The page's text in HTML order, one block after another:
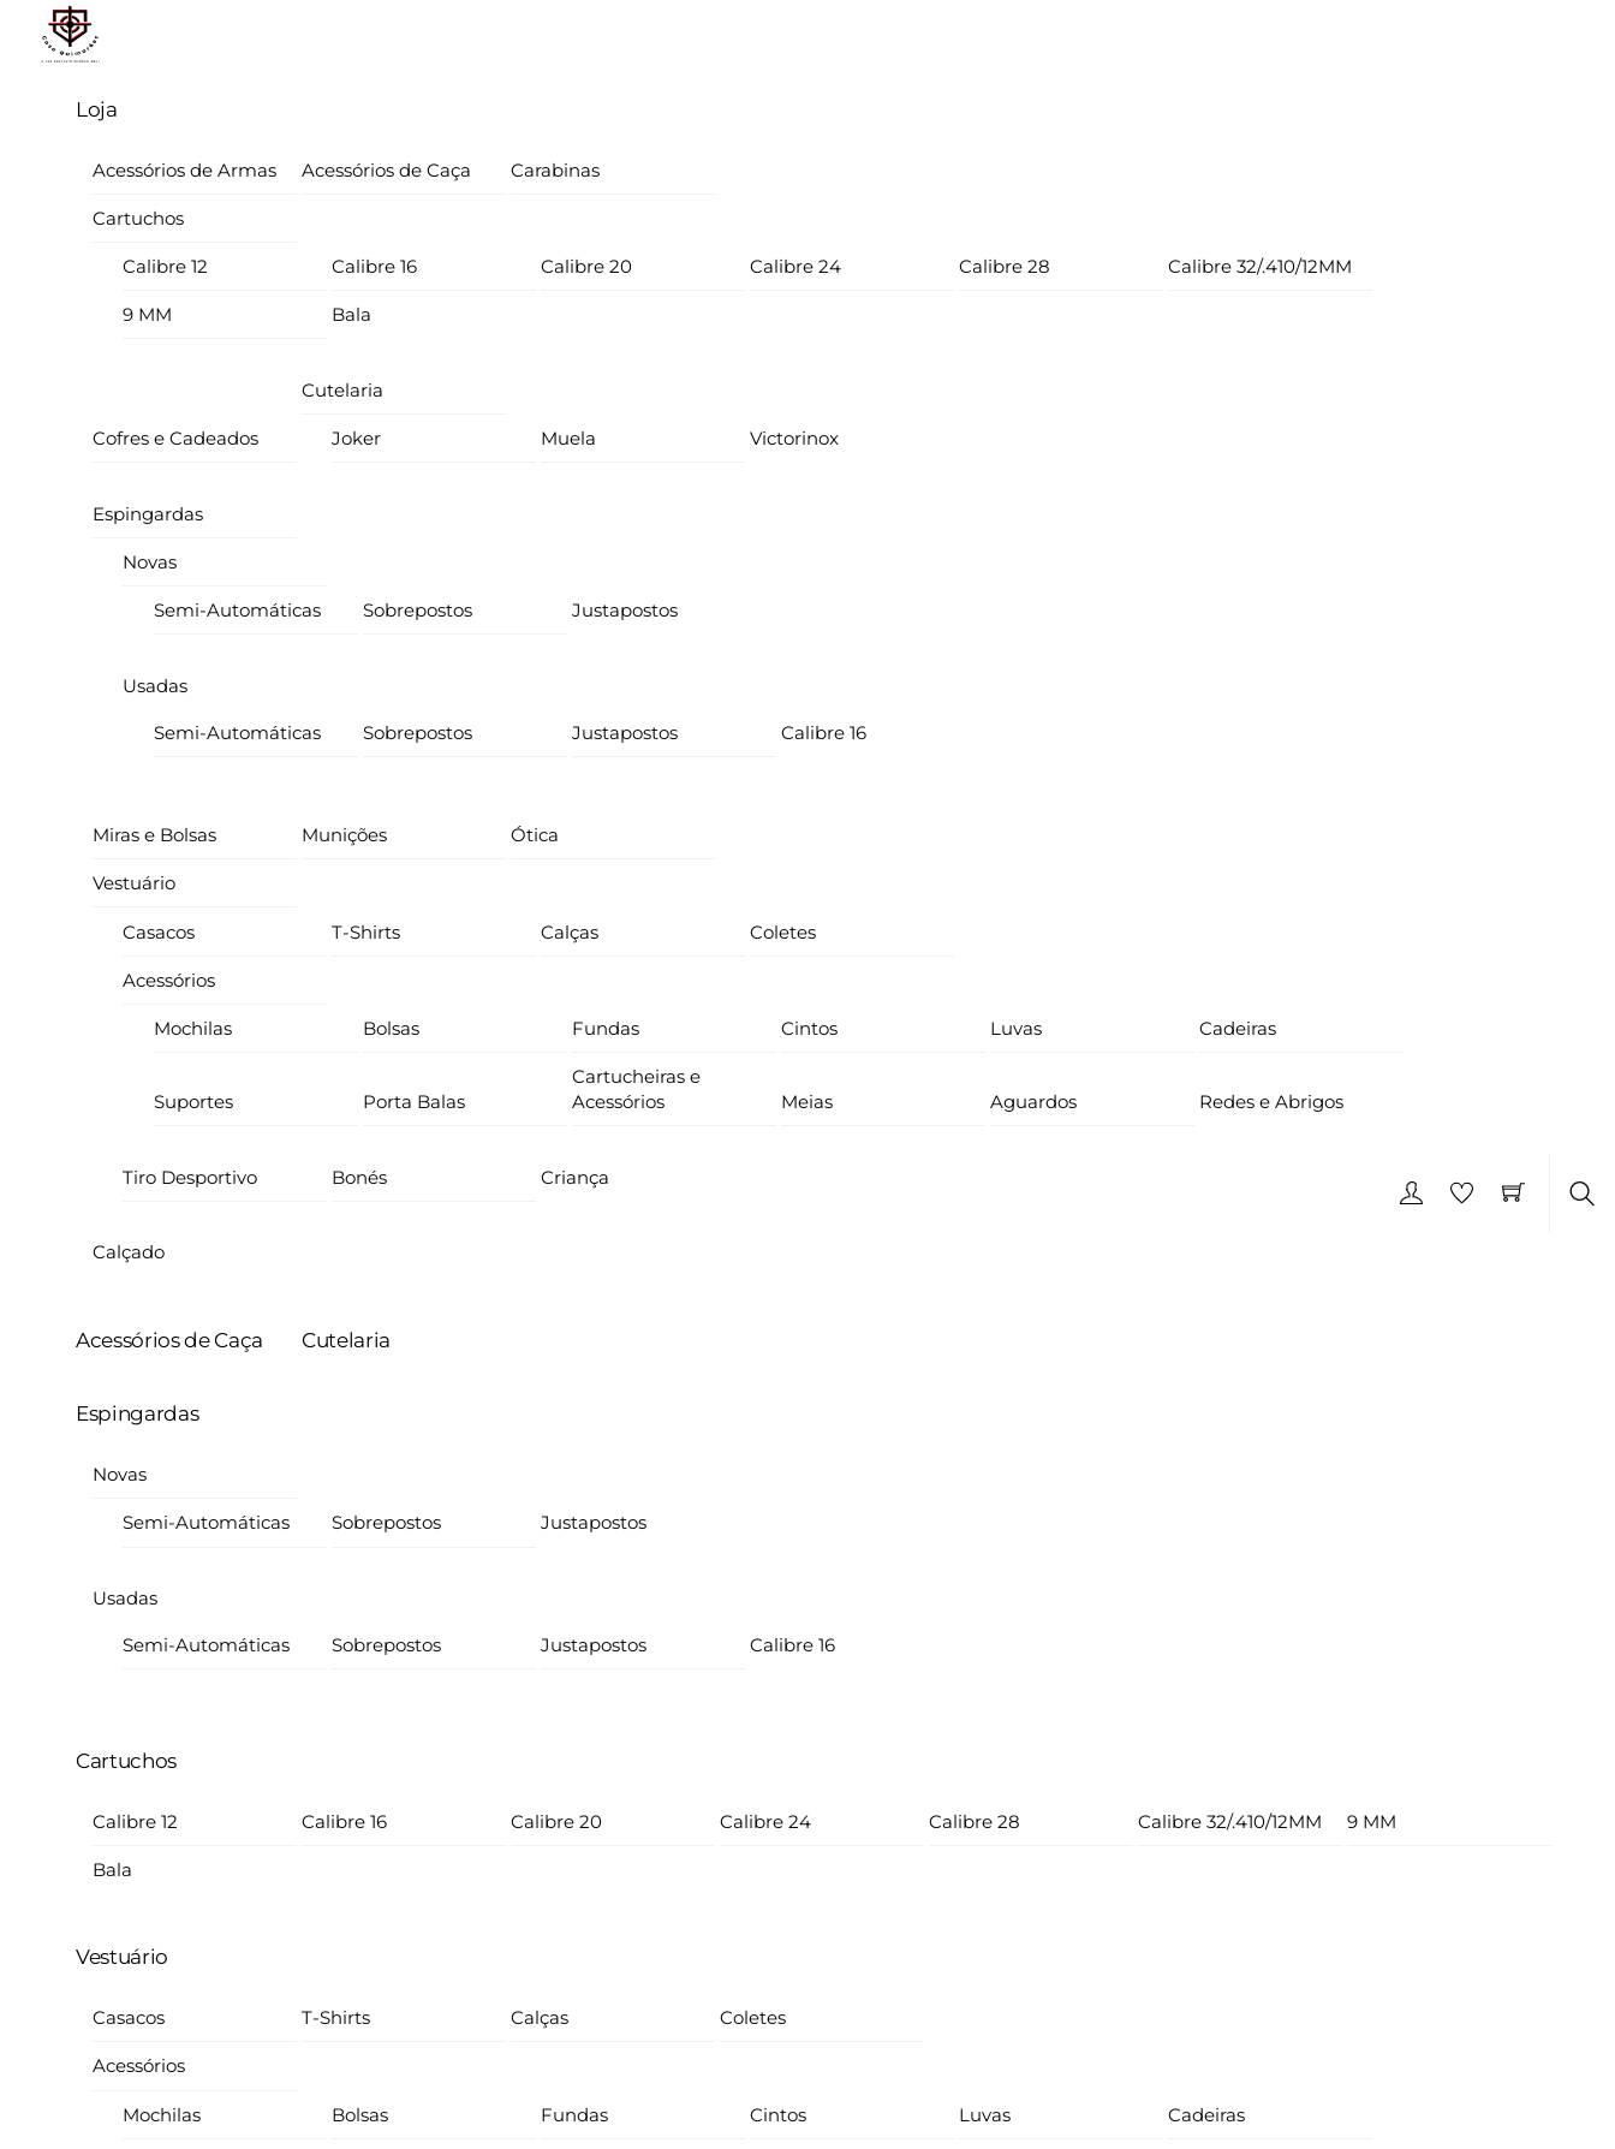
Menu
Loja
Acessórios de Armas Acessórios de Caça Carabinas
Cartuchos
Calibre 12 Calibre 16 Calibre 20 Calibre 24 Calibre 28 Calibre 32/.410/12MM
9 MM Bala
Cofres e Cadeados
Cutelaria
Joker Muela Victorinox
Espingardas
Novas
Semi-Automáticas Sobrepostos Justapostos
Usadas
Semi-Automáticas Sobrepostos Justapostos Calibre 16
Miras e Bolsas Munições Ótica
Vestuário
Casacos T-Shirts Calças Coletes
Acessórios
Mochilas Bolsas Fundas Cintos Luvas Cadeiras
Suportes Porta Balas
Cartucheiras e
Acessórios
Meias Aguardos Redes e Abrigos
Tiro Desportivo Bonés Criança
Calçado
Acessórios de Caça Cutelaria
Espingardas
Novas
Semi-Automáticas Sobrepostos Justapostos
Usadas
Semi-Automáticas Sobrepostos Justapostos Calibre 16
Cartuchos
Calibre 12 Calibre 16 Calibre 20 Calibre 24 Calibre 28 Calibre 32/.410/12MM 9 MM
Bala
Vestuário
Casacos T-Shirts Calças Coletes
Acessórios
Mochilas Bolsas Fundas Cintos Luvas Cadeiras